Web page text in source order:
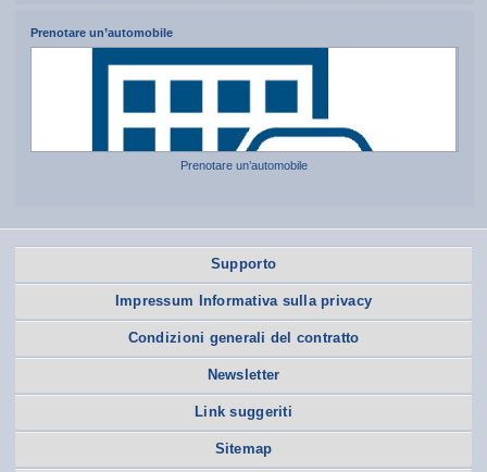
Prenotare un’automobile
Prenotare un’automobile
Supporto
Impressum Informativa sulla privacy
Condizioni generali del contratto
Newsletter
Link suggeriti
Sitemap